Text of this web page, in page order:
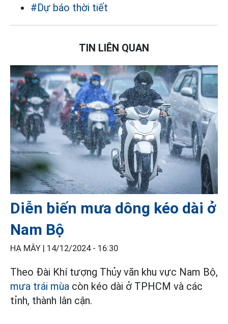
#Dự báo thời tiết
TIN LIÊN QUAN
Diễn biến mưa dông kéo dài ở
Nam Bộ
HẠ MÂY | 14/12/2024 - 16:30
Theo Đài Khí tượng Thủy văn khu vực Nam Bộ,
mưa trái mùa còn kéo dài ở TPHCM và các
tỉnh, thành lân cận.